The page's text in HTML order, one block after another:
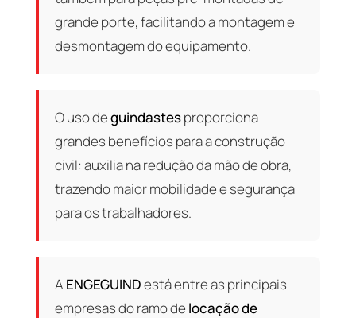
grande porte, facilitando a montagem e
desmontagem do equipamento.
O uso deguindastesproporciona
grandes benefícios para a construção
civil: auxilia na redução da mão de obra,
trazendo maior mobilidade e segurança
para os trabalhadores.
A ENGEGUINDestá entre as principais
empresas do ramo de locação de